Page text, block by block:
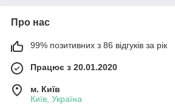
Про нас
99% позитивних з 86 відгуків за рік
Працює з 20.01.2020
м. Київ
Київ, Україна